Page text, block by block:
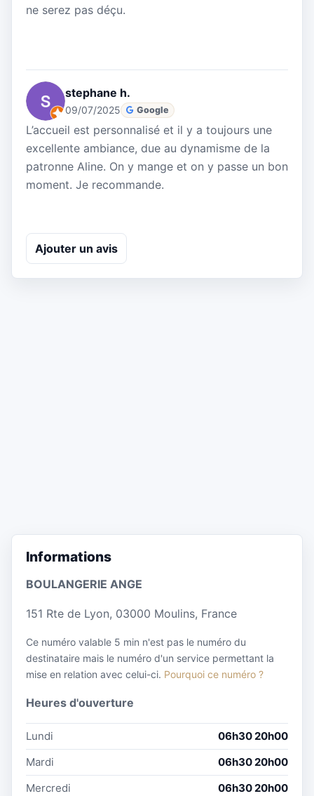
ne serez pas déçu.
stephane h.
09/07/2025 Google
L’accueil est personnalisé et il y a toujours une
excellente ambiance, due au dynamisme de la
patronne Aline. On y mange et on y passe un bon
moment. Je recommande.
Ajouter un avis
Informations
BOULANGERIE ANGE
151 Rte de Lyon, 03000 Moulins, France
Ce numéro valable 5 min n'est pas le numéro du
destinataire mais le numéro d'un service permettant la
mise en relation avec celui-ci. Pourquoi ce numéro ?
Heures d'ouverture
Lundi
06h30 20h00
Mardi
06h30 20h00
Mercredi
06h30 20h00